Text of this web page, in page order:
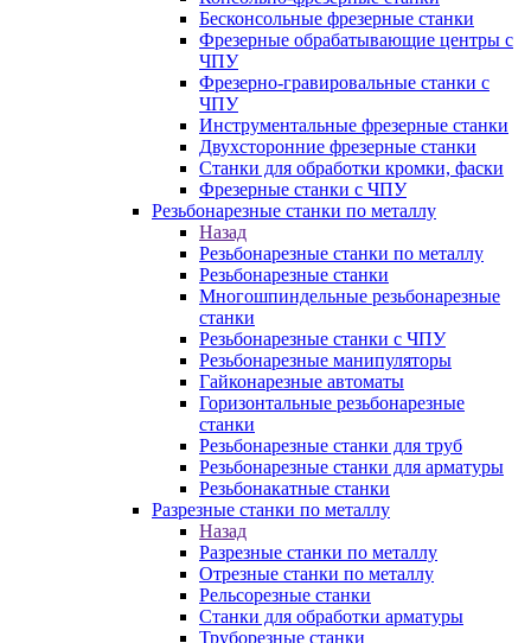
Бесконсольные фрезерные станки
Фрезерные обрабатывающие центры с
ЧПУ
Фрезерно-гравировальные станки с
ЧПУ
Инструментальные фрезерные станки
Двухсторонние фрезерные станки
Станки для обработки кромки, фаски
Фрезерные станки с ЧПУ
Резьбонарезные станки по металлу
Назад
Резьбонарезные станки по металлу
Резьбонарезные станки
Многошпиндельные резьбонарезные
станки
Резьбонарезные станки с ЧПУ
Резьбонарезные манипуляторы
Гайконарезные автоматы
Горизонтальные резьбонарезные
станки
Резьбонарезные станки для труб
Резьбонарезные станки для арматуры
Резьбонакатные станки
Разрезные станки по металлу
Назад
Разрезные станки по металлу
Отрезные станки по металлу
Рельсорезные станки
Станки для обработки арматуры
Труборезные станки